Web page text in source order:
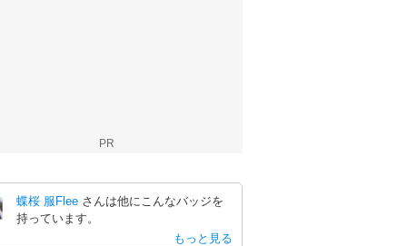
PR
蝶桜 服Flee さんは他にこんなバッジを
持っています。
もっと見る